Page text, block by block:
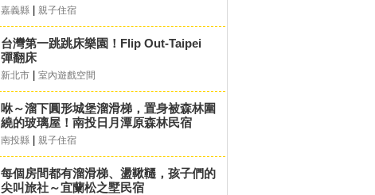
嘉義縣 親子住宿
台灣第一跳跳床樂園！Flip Out-Taipei
彈翻床
新北市 室內遊戲空間
咻～溜下圓形城堡溜滑梯，置身被森林圍
繞的玻璃屋！南投日月潭原森林民宿
南投縣 親子住宿
每個房間都有溜滑梯、盪鞦韆，孩子們的
尖叫旅社～宜蘭松之墅民宿